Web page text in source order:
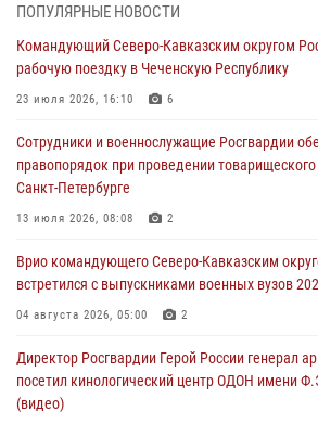
выпуска «Легенды армии с Александром
07 августа 2026, 12:00
ветераны военной контрразведки почтили
Кузнецова
07 августа 2026, 12:00
Смольного собора в Санкт-Петербурге (видео)
07 августа 2026, 11:34
взрывобезопасности
ПОПУЛЯРНЫЕ НОВОСТИ
Командующий Северо-Кавказским округом
рабочую поездку в Чеченскую Республику
23 июля 2026, 16:10 6
Сотрудники и военнослужащие Росгвардии
правопорядок при проведении
Санкт-Петербурге
13 июля 2026, 08:08 2
Врио командующего Северо-Кавказским
встретился с выпускниками военных вузов
04 августа 2026, 05:00 2
Директор Росгвардии Герой России генерал
посетил кинологический центр ОДОН имени
(видео)